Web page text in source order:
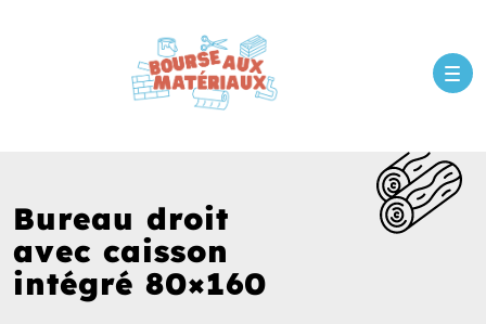
Bureau droit
avec caisson
intégré 80×160